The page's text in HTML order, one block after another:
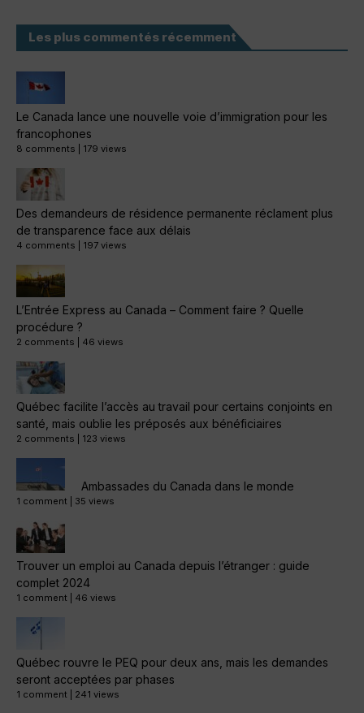
Les plus commentés récemment
Le Canada lance une nouvelle voie d’immigration pour les
francophones
8 comments 179 views
Des demandeurs de résidence permanente réclament plus
de transparence face aux délais
4 comments 197 views
L’Entrée Express au Canada – Comment faire ? Quelle
procédure ?
2 comments 46 views
Québec facilite l’accès au travail pour certains conjoints en
santé, mais oublie les préposés aux bénéficiaires
2 comments 123 views
Ambassades du Canada dans le monde
1 comment 35 views
Trouver un emploi au Canada depuis l’étranger : guide
complet 2024
1 comment 46 views
Québec rouvre le PEQ pour deux ans, mais les demandes
seront acceptées par phases
1 comment 241 views